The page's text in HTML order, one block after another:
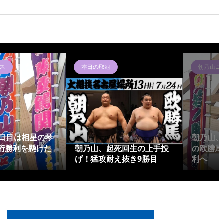
目は相星の琴
勝利を懸けた
本日の取組
朝乃山、起死回生の上手投
げ！猛攻耐え抜き9勝目
朝乃山
朝乃山
の欧勝
利へ